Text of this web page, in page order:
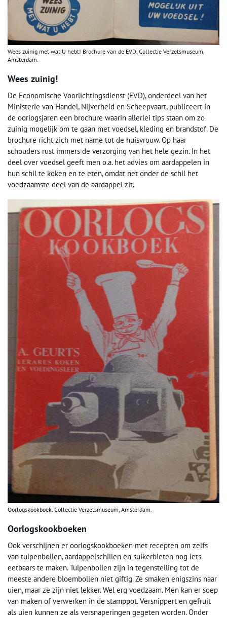
Wees zuinig met wat U hebt! Brochure van de EVD. Collectie Verzetsmuseum,
Amsterdam.
Wees zuinig!
De Economische Voorlichtingsdienst (EVD), onderdeel van het
Ministerie van Handel, Nijverheid en Scheepvaart, publiceert in
de oorlogsjaren een brochure waarin allerlei tips staan om zo
zuinig mogelijk om te gaan met voedsel, kleding en brandstof. De
brochure richt zich met name tot de huisvrouw. Op haar
schouders rust immers de verzorging van het hele gezin. In het
deel over voedsel geeft men o.a. het advies om aardappelen in
hun schil te koken en te eten, omdat net onder de schil het
voedzaamste deel van de aardappel zit.
Oorlogskookboek. Collectie Verzetsmuseum, Amsterdam.
Oorlogskookboeken
Ook verschijnen er oorlogskookboeken met recepten om zelfs
van tulpenbollen, aardappelschillen en suikerbieten nog iets
eetbaars te maken. Tulpenbollen zijn in tegenstelling tot de
meeste andere bloembollen niet giftig. Ze smaken enigszins naar
uien, maar ze zijn niet lekker. Wel erg voedzaam. Men kan er soep
van maken of verwerken in de stamppot. Versnippert en gefruit
als uien kunnen ze als versnaperingen gegeten worden. Onder